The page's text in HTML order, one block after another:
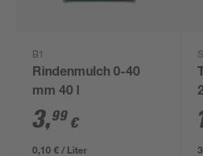
B1
Rindenmulch 0-40
mm 40 l
3,99 €
0,10 € / Liter